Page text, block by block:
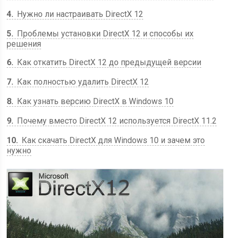
4
Нужно ли настраивать DirectX 12
5
Проблемы установки DirectX 12 и способы их
решения
6
Как откатить DirectX 12 до предыдущей версии
7
Как полностью удалить DirectX 12
8
Как узнать версию DirectX в Windows 10
9
Почему вместо DirectX 12 используется DirectX 11.2
10
Как скачать DirectX для Windows 10 и зачем это
нужно